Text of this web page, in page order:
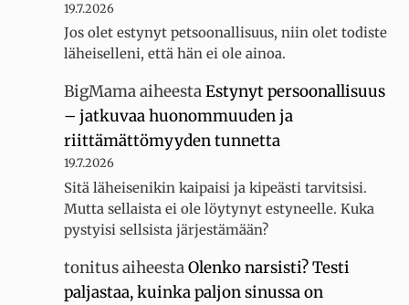
19.7.2026
Jos olet estynyt petsoonallisuus, niin olet todiste
läheiselleni, että hän ei ole ainoa.
BigMamaaiheestaEstynyt persoonallisuus
– jatkuvaa huonommuuden ja
riittämättömyyden tunnetta
19.7.2026
Sitä läheisenikin kaipaisi ja kipeästi tarvitsisi.
Mutta sellaista ei ole löytynyt estyneelle. Kuka
pystyisi sellsista järjestämään?
tonitusaiheestaOlenko narsisti? Testi
paljastaa, kuinka paljon sinussa on